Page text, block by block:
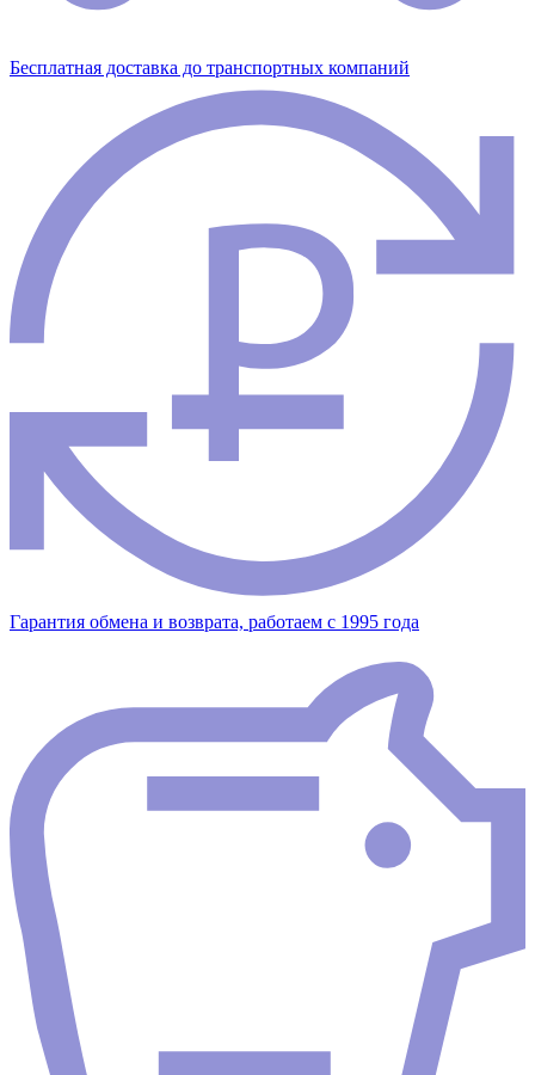
Бесплатная доставка до транспортных компаний
Гарантия обмена и возврата, работаем с 1995 года